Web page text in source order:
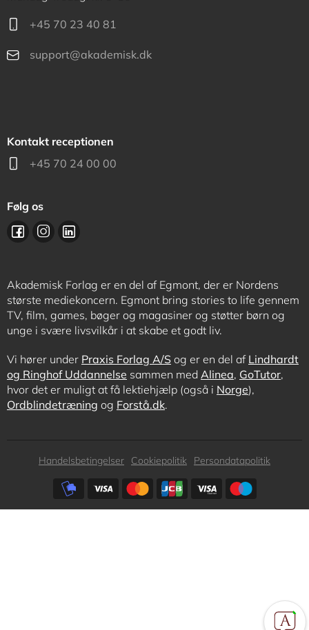
+45 70 23 40 81
support@akademisk.dk
Kontakt receptionen
+45 70 24 00 00
Følg os
Akademisk Forlag er en del af Egmont, der er Nordens
største mediekoncern. Egmont bring stories to life gennem
TV, film, games, bøger og magasiner og støtter børn og
unge i svære livsvilkår i at skabe et godt liv.
Vi hører under Praxis Forlag A/S og er en del af Lindhardt
og Ringhof Uddannelse sammen med Alinea, GoTutor,
hvor det er muligt at få lektiehjælp (også i Norge),
Ordblindetræning og Forstå.dk.
Subfooter
Handelsbetingelser Cookiepolitik
Persondatapolitik
Subfooter
payment
options